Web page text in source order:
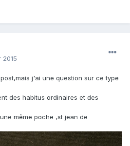
2015
j'ai une question sur ce type
des habitus ordinaires et des
même poche ,st jean de